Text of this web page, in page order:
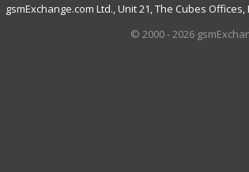
gsmExchange.com Ltd., Unit 21, The Cubes
© 2000 - 2026